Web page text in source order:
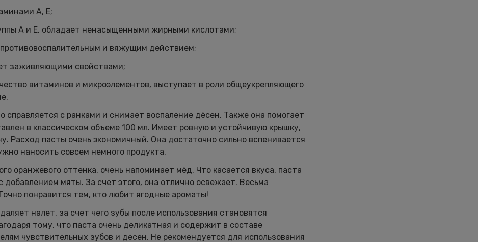
A, E;
A и E, обладает ненасыщенными жирными кислотами;
и вяжущим действием;
заживляющими свойствами;
витаминов и микроэлементов, выступает в роли общеукрепляющего
справляется с ранками и снимает воспаление дёсен. Также она помогает
в классическом объеме 100 мл. Имеет ровную и устойчивую крышку,
Расход пасты очень экономичный. Она достаточно сильно вспенивается
наносить совсем немного продукта.
оранжевого оттенка, очень напоминает мёд. Что касается вкуса, паста
мяты. За счет этого, она отлично освежает. Весьма
понравится тем, кто любит ягодные ароматы!
налет, за счет чего зубы после использования становятся
тому, что паста очень деликатная и содержит в составе
чувствительных зубов и десен. Не рекомендуется для использования